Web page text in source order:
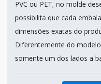
PVC ou PET, no molde
possibilita que cada
dimensões exatas do
Diferentemente do
somente um dos lados a